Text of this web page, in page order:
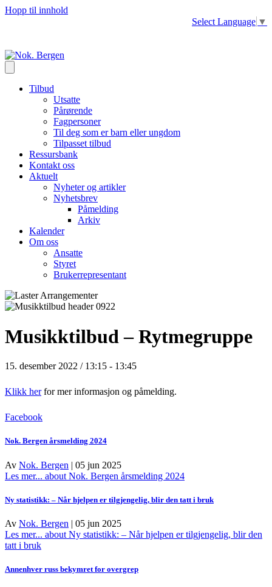
Hopp til innhold
Select Language ▼
Tilbud
Utsatte
Pårørende
Fagpersoner
Til deg som er barn eller ungdom
Tilpasset tilbud
Ressursbank
Kontakt oss
Aktuelt
Nyheter og artikler
Nyhetsbrev
Påmelding
Arkiv
Kalender
Om oss
Ansatte
Styret
Brukerrepresentant
Musikktilbud – Rytmegruppe
15. desember 2022 / 13:15 - 13:45
Klikk herfor mer informasjon og påmelding.
Facebook
Nok. Bergen årsmelding 2024
Av Nok. Bergen | 05 jun 2025
Les mer... about Nok. Bergen årsmelding 2024
Ny statistikk: – Når hjelpen er tilgjengelig, blir den tatt i bruk
Av Nok. Bergen | 05 jun 2025
Les mer... about Ny statistikk: – Når hjelpen er tilgjengelig, blir den
tatt i bruk
Annenhver russ bekymret for overgrep